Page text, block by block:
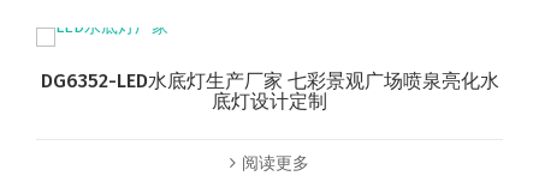
DG6352-LED水底灯生产厂家 七彩景观广场喷泉亮化水
底灯设计定制
阅读更多